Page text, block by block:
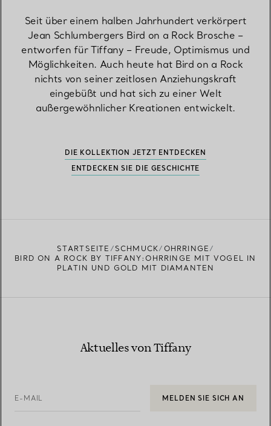
Seit über einem halben Jahrhundert verkörpert
Jean Schlumbergers Bird on a Rock Brosche –
entworfen für Tiffany – Freude, Optimismus und
Möglichkeiten. Auch heute hat Bird on a Rock
nichts von seiner zeitlosen Anziehungskraft
eingebüßt und hat sich zu einer Welt
außergewöhnlicher Kreationen entwickelt.
DIE KOLLEKTION JETZT ENTDECKEN
ENTDECKEN SIE DIE GESCHICHTE
STARTSEITE SCHMUCK
OHRRINGE
BIRD ON A ROCK BY TIFFANY:OHRRINGE MIT VOGEL IN
PLATIN UND GOLD MIT DIAMANTEN
Aktuelles von Tiffany
E-MAIL MELDEN SIE SICH AN